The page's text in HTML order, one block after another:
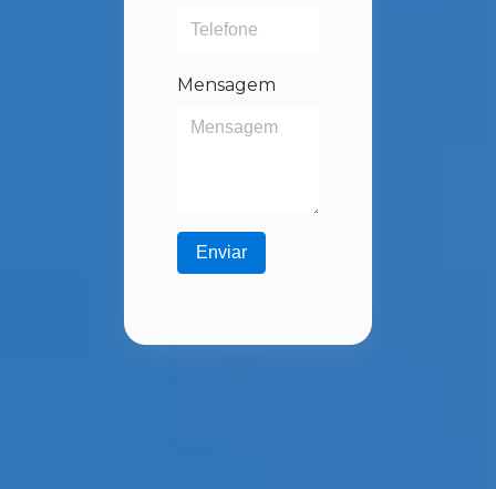
Mensagem